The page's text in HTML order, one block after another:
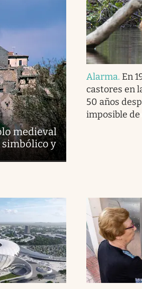
medieval
simbólico y
Alarma. En
castores en
50 años
imposible